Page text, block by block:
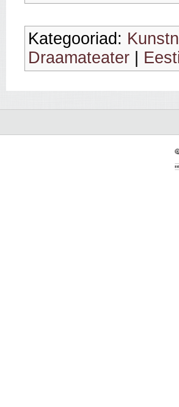
Kategooriad:
Draamateater